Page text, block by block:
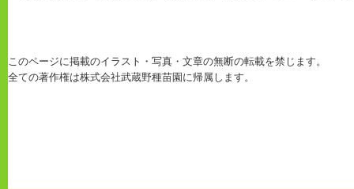
このページに掲載のイラスト・写真・文章の無断の転載を禁じます。
全ての著作権は株式会社武蔵野種苗園に帰属します。